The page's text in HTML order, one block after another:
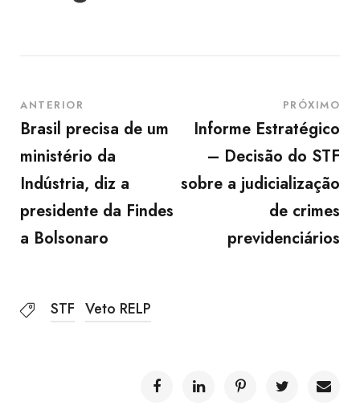
ANTERIOR
Brasil precisa de um
ministério da
Indústria, diz a
presidente da Findes
a Bolsonaro
PRÓXIMO
Informe Estratégico
– Decisão do STF
sobre a judicialização
de crimes
previdenciários
STF Veto RELP